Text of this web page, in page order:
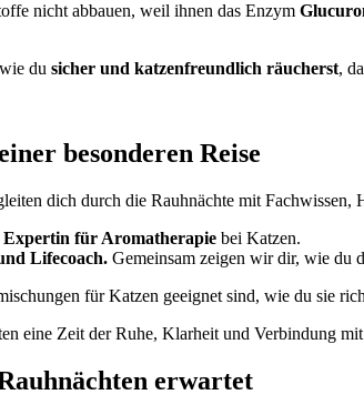
nicht abbauen, weil ihnen das Enzym
du sicher und katzenfreundlich räucherst,
besonderen Reise
dich durch die Rauhnächte mit Fachwissen,
für Aromatherapie bei Katzen.
Lifecoach. Gemeinsam zeigen wir dir, wie du
für Katzen geeignet sind, wie du sie
eine Zeit der Ruhe, Klarheit und Verbindung
erwartet